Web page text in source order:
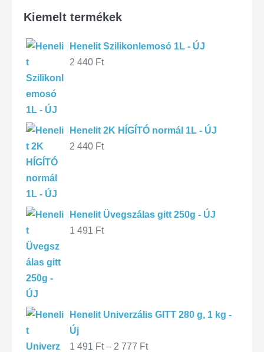
Kiemelt termékek
Henelit Szilikonlemosó 1L - ÚJ
2 440 Ft
Henelit 2K HÍGÍTÓ normál 1L - ÚJ
2 440 Ft
Henelit Üvegszálas gitt 250g - ÚJ
1 491 Ft
Henelit Univerzális GITT 280 g, 1 kg -
Új
1 491 Ft – 2 777 Ft